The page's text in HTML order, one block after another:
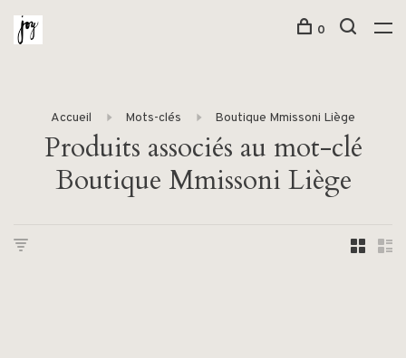
0
Accueil Mots-clés Boutique Mmissoni Liège
Produits associés au mot-clé
Boutique Mmissoni Liège